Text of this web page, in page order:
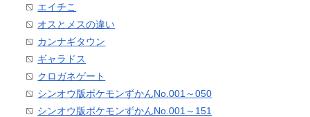
エイチこ
オスとメスの違い
カンナギタウン
ギャラドス
クロガネゲート
シンオウ版ポケモンずかんNo.001～050
シンオウ版ポケモンずかんNo.001～151